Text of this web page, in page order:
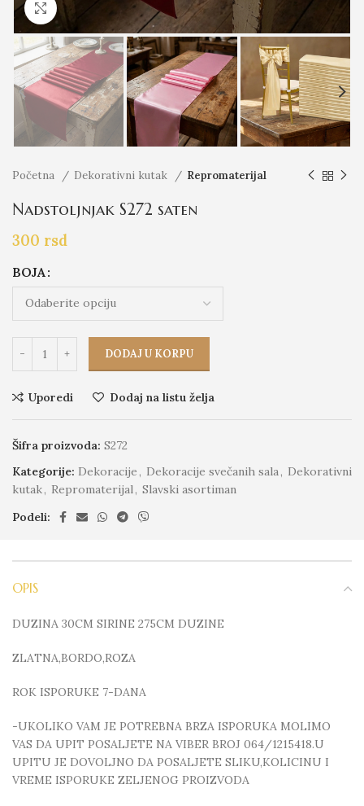
Click to enlarge
Početna Dekorativni kutak Repromaterijal
Nadstoljnjak S272 saten
300 rsd
BOJA
DODAJ U KORPU
Uporedi Dodaj na listu želja
Šifra proizvoda: S272
Kategorije: Dekoracije, Dekoracije svečanih sala, Dekorativni
kutak, Repromaterijal, Slavski asortiman
Podeli:
OPIS
DUZINA 30CM SIRINE 275CM DUZINE
ZLATNA,BORDO,ROZA
ROK ISPORUKE 7-DANA
-UKOLIKO VAM JE POTREBNA BRZA ISPORUKA MOLIMO
VAS DA UPIT POSALJETE NA VIBER BROJ 064/1215418.U
UPITU JE DOVOLJNO DA POSALJETE SLIKU,KOLICINU I
VREME ISPORUKE ZELJENOG PROIZVODA